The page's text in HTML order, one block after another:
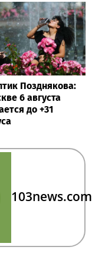
Позднякова:
6 августа
до +31
103news.com